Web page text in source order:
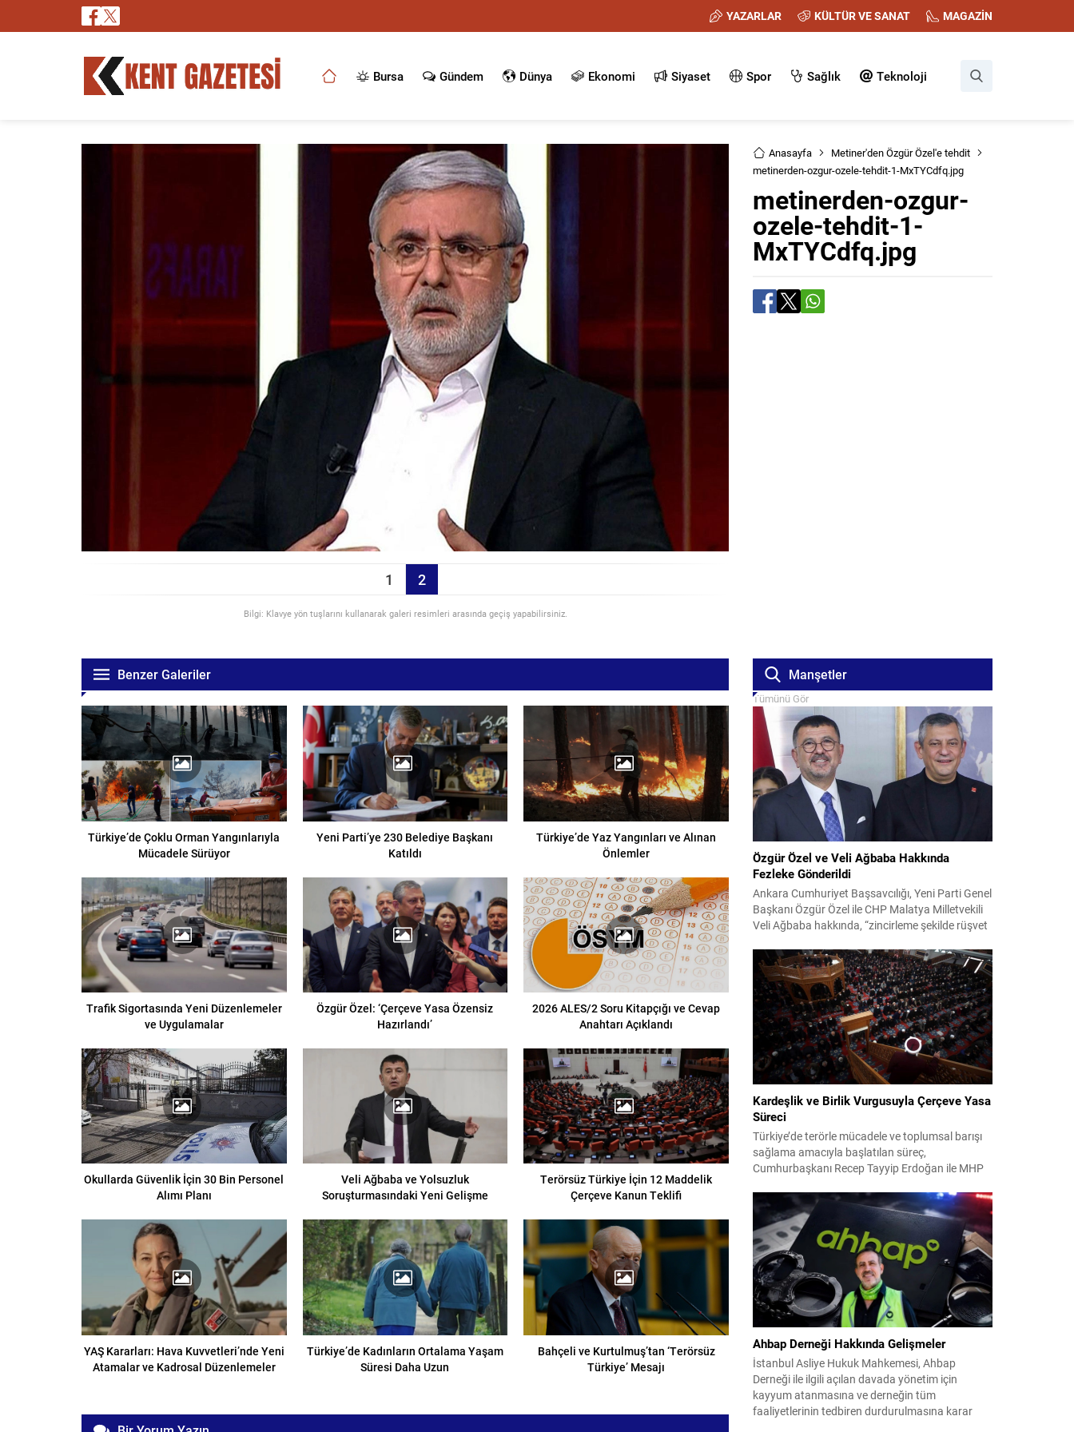
YAZARLAR KÜLTÜR VE SANAT MAGAZİN
Bursa Gündem Dünya Ekonomi Siyaset Spor Sağlık Teknoloji
1 2
Bilgi: Klavye yön tuşlarını kullanarak galeri resimleri arasında geçiş yapabilirsiniz.
Anasayfa
Metiner'den Özgür Özel'e tehdit
metinerden-ozgur-ozele-tehdit-1-MxTYCdfq.jpg
metinerden-ozgur-
ozele-tehdit-1-
MxTYCdfq.jpg
Benzer Galeriler
Türkiye’de Çoklu Orman Yangınlarıyla
Mücadele Sürüyor
Yeni Parti’ye 230 Belediye Başkanı
Katıldı
Türkiye’de Yaz Yangınları ve Alınan
Önlemler
Trafik Sigortasında Yeni Düzenlemeler
ve Uygulamalar
Özgür Özel: ‘Çerçeve Yasa Özensiz
Hazırlandı’
2026 ALES/2 Soru Kitapçığı ve Cevap
Anahtarı Açıklandı
Okullarda Güvenlik İçin 30 Bin Personel
Alımı Planı
Veli Ağbaba ve Yolsuzluk
Soruşturmasındaki Yeni Gelişme
Terörsüz Türkiye İçin 12 Maddelik
Çerçeve Kanun Teklifi
YAŞ Kararları: Hava Kuvvetleri’nde Yeni
Atamalar ve Kadrosal Düzenlemeler
Türkiye’de Kadınların Ortalama Yaşam
Süresi Daha Uzun
Bahçeli ve Kurtulmuş’tan ‘Terörsüz
Türkiye’ Mesajı
Manşetler
Tümünü Gör
Özgür Özel ve Veli Ağbaba Hakkında
Fezleke Gönderildi
Ankara Cumhuriyet Başsavcılığı, Yeni Parti Genel
Başkanı Özgür Özel ile CHP Malatya Milletvekili
Veli Ağbaba hakkında, “zincirleme şekilde rüşvet
Adalet Bakanlığı’na sevk etti. Fezlekeler, 31 Mart
2024 yerel seçimleri ve 4-5 Kasım 2023’teki CHP
38. Olağan Kurultayı sürecine ilişkin iddiaları
kapsıyor. Daha önce Antalya ve İstanbul...
Kardeşlik ve Birlik Vurgusuyla Çerçeve Yasa
Süreci
Türkiye’de terörle mücadele ve toplumsal barışı
sağlama amacıyla başlatılan süreç,
Cumhurbaşkanı Recep Tayyip Erdoğan ile MHP
bir döneme girdi. Yaklaşık iki yıldır devam eden
çalışmaların ardından şimdi sürecin yasal zemini,
12 maddelik bir çerçeve yasa ile şekillendiriliyor.
Bugün komisyonda görüşülecek olan bu yasa
taslağı,...
Ahbap Derneği Hakkında Gelişmeler
İstanbul Asliye Hukuk Mahkemesi, Ahbap
Derneği ile ilgili açılan davada yönetim için
kayyum atanmasına ve derneğin tüm
faaliyetlerinin tedbiren durdurulmasına karar